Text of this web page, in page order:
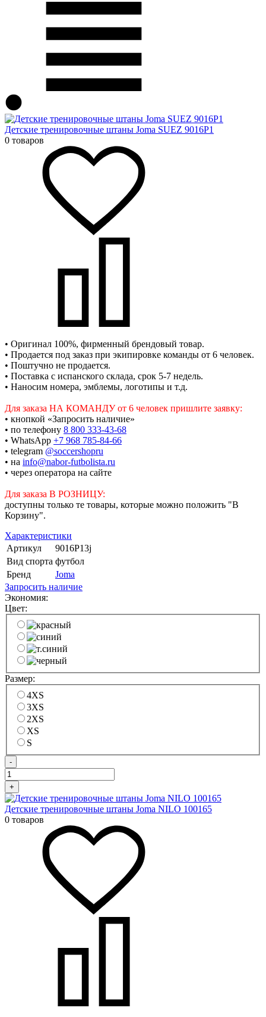
Детские тренировочные штаны Joma SUEZ 9016P1
0 товаров
• Оригинал 100%, фирменный брендовый товар.
• Продается под заказ при экипировке команды от 6 человек.
• Поштучно не продается.
• Поставка с испанского склада, срок 5-7 недель.
• Наносим номера, эмблемы, логотипы и т.д.
Для заказа НА КОМАНДУ от 6 человек пришлите заявку:
• кнопкой «Запросить наличие»
• по телефону 8 800 333-43-68
• WhatsApp +7 968 785-84-66
• telegram @soccershopru
• на info@nabor-futbolista.ru
• через оператора на сайте
Для заказа В РОЗНИЦУ:
доступны только те товары, которые можно положить "В
Корзину".
Характеристики
Артикул
9016P13j
Вид спорта футбол
Бренд
Joma
Запросить наличие
Экономия:
Цвет:
Размер:
4XS
3XS
2XS
XS
S
-
+
Детские тренировочные штаны Joma NILO 100165
0 товаров